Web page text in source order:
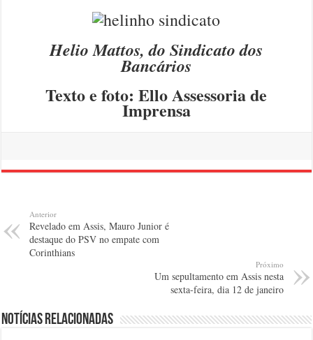
Helio Mattos, do Sindicato dos
Bancários
Texto e foto: Ello Assessoria de
Imprensa
Anterior
Revelado em Assis, Mauro Junior é
destaque do PSV no empate com
Corinthians
Próximo
Um sepultamento em Assis nesta
sexta-feira, dia 12 de janeiro
Notícias relacionadas